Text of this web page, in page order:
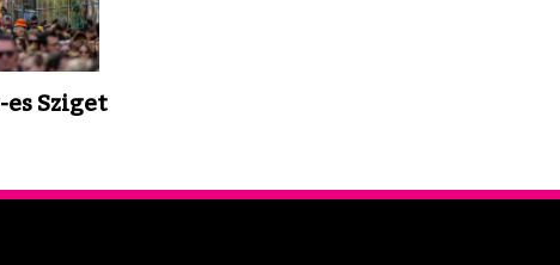
Sziget